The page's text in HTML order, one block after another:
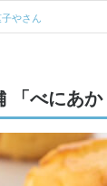
やさん
べにあか